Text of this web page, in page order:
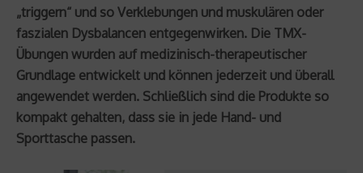
„triggern“ und so Verklebungen und muskulären oder
faszialen Dysbalancen entgegenwirken. Die TMX-
Übungen wurden auf medizinisch-therapeutischer
Grundlage entwickelt und können jederzeit und überall
angewendet werden. Schließlich sind die Produkte so
kompakt gehalten, dass sie in jede Hand- und
Sporttasche passen.